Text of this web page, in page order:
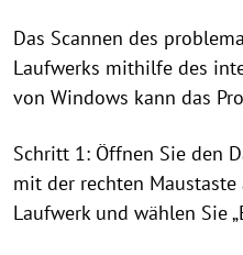
Das Scannen des
Laufwerks mithilfe des
von Windows kann das
Schritt 1: Öffnen Sie den
mit der rechten
Laufwerk und wählen Sie